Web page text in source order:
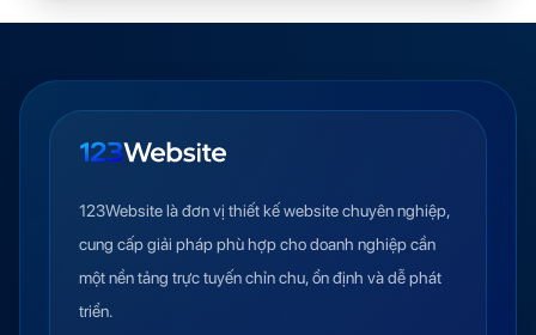
123Website là đơn vị thiết kế website chuyên nghiệp,
cung cấp giải pháp phù hợp cho doanh nghiệp cần
một nền tảng trực tuyến chỉn chu, ổn định và dễ phát
triển.